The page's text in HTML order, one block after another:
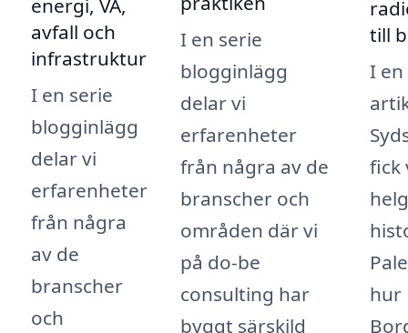
till
I
fick
hur
energi, VA,
avfall och
infrastruktur
I en serie
blogginlägg
delar vi
erfarenheter
från några
av de
branscher
och
I en serie
blogginlägg
delar vi
erfarenheter
från några av de
branscher och
områden där vi
på do-be
consulting har
byggt särskild